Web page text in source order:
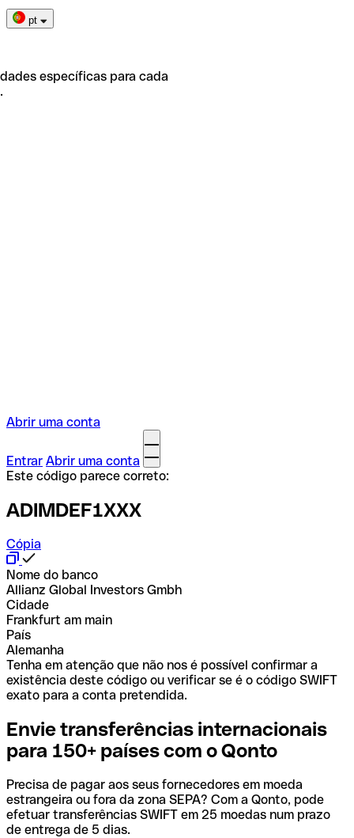
pt
específicas para cada
Abrir uma conta
Entrar Abrir uma conta
Este código parece correto:
ADIMDEF1XXX
Cópia
Nome do banco
Allianz Global Investors Gmbh
Cidade
Frankfurt am main
País
Alemanha
Tenha em atenção que não nos é possível confirmar a
existência deste código ou verificar se é o código SWIFT
exato para a conta pretendida.
Envie transferências internacionais
para 150+ países com o Qonto
Precisa de pagar aos seus fornecedores em moeda
estrangeira ou fora da zona SEPA? Com a Qonto, pode
efetuar transferências SWIFT em 25 moedas num prazo
de entrega de 5 dias.